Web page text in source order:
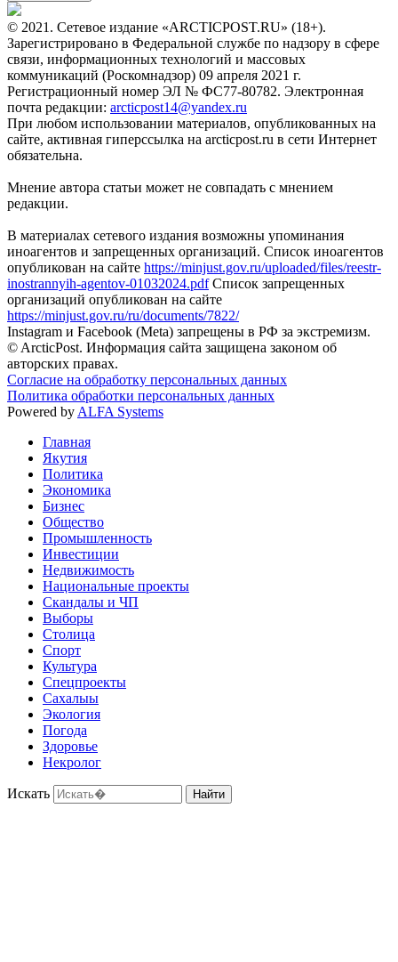
© 2021. Сетевое издание «ARCTICPOST.RU» (18+).
Зарегистрировано в Федеральной службе по надзору в сфере
связи, информационных технологий и массовых
коммуникаций (Роскомнадзор) 09 апреля 2021 г.
Регистрационный номер ЭЛ № ФС77-80782. Электронная
почта редакции: arcticpost14@yandex.ru
При любом использовании материалов, опубликованных на
сайте, активная гиперссылка на arcticpost.ru в сети Интернет
обязательна.
Мнение автора статьи может не совпадать с мнением
редакции.
В материалах сетевого издания возможны упоминания
иноагентов и запрещенных организаций. Список иноагентов
опубликован на сайте https://minjust.gov.ru/uploaded/files/reestr-
inostrannyih-agentov-01032024.pdfСписок запрещенных
организаций опубликован на сайте
https://minjust.gov.ru/ru/documents/7822/
Instagram и Facebook (Metа) запрещены в РФ за экстремизм.
© ArcticPost. Информация сайта защищена законом об
авторских правах.
Согласие на обработку персональных данных
Политика обработки персональных данных
Powered by ALFA Systems
Главная
Якутия
Политика
Экономика
Бизнес
Общество
Промышленность
Инвестиции
Недвижимость
Национальные проекты
Скандалы и ЧП
Выборы
Столица
Спорт
Культура
Спецпроекты
Сахалыы
Экология
Погода
Здоровье
Некролог
Искать Найти